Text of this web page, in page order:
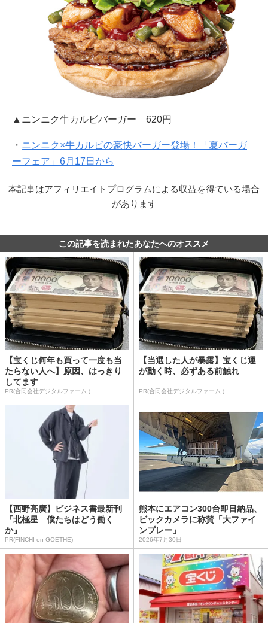
▲ニンニク牛カルビバーガー 620円
・ ニンニク×牛カルビの豪快バーガー登場！「夏バーガ
ーフェア」6月17日から
本記事はアフィリエイトプログラムによる収益を得ている場合
があります
この記事を読まれたあなたへのオススメ
【宝くじ何年も買って一度も当
たらない人へ】原因、はっきり
してます
PR(合同会社デジタルファーム )
【当選した人が暴露】宝くじ運
が動く時、必ずある前触れ
PR(合同会社デジタルファーム )
【西野亮廣】ビジネス書最新刊
『北極星 僕たちはどう働く
か』
PR(FINCHI on GOETHE)
熊本にエアコン300台即日納品、
ビックカメラに称賛「大ファイ
ンプレー」
2026年7月30日